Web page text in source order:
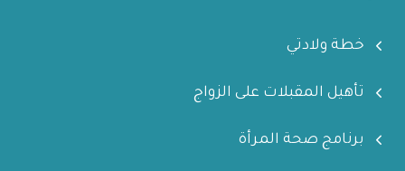
خطة ولادتي
تأهيل المقبلات على الزواج
برنامج صحة المرأة